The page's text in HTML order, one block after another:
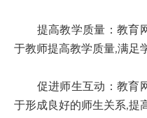
提高教学质量：教育网
于教师提高教学质量,满足
促进师生互动：教育网
于形成良好的师生关系,提